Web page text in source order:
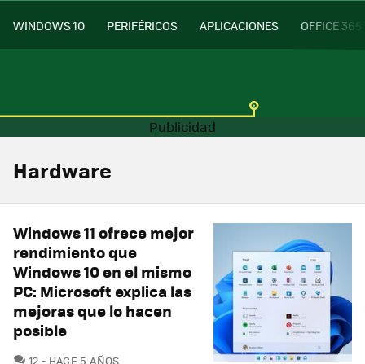
WINDOWS 10 PERIFÉRICOS APLICACIONES OFFICE 365
Hardware
Windows 11 ofrece mejor
rendimiento que
Windows 10 en el mismo
PC: Microsoft explica las
mejoras que lo hacen
posible
12 COMENTARIOS
HACE 5 AÑOS